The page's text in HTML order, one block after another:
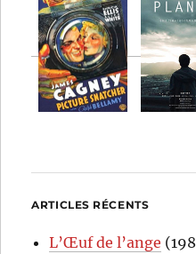
ARTICLES RÉCENTS
L’Œuf de l’ange